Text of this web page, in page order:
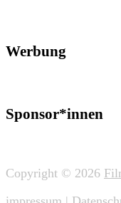
Werbung
Sponsor*innen
Copyright © 2026